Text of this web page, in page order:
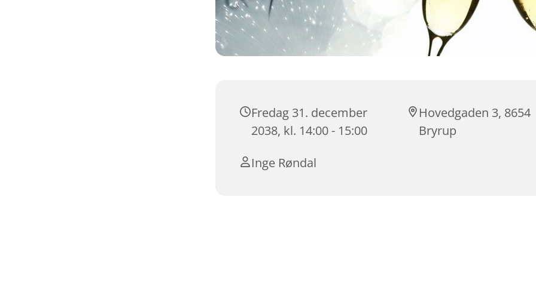
Fredag 31. december
2038, kl. 14:00 - 15:00
Hovedgaden 3, 8654
Bryrup
Inge Røndal